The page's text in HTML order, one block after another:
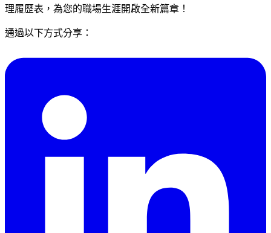
理履歷表，為您的職場生涯開啟全新篇章！
通過以下方式分享：